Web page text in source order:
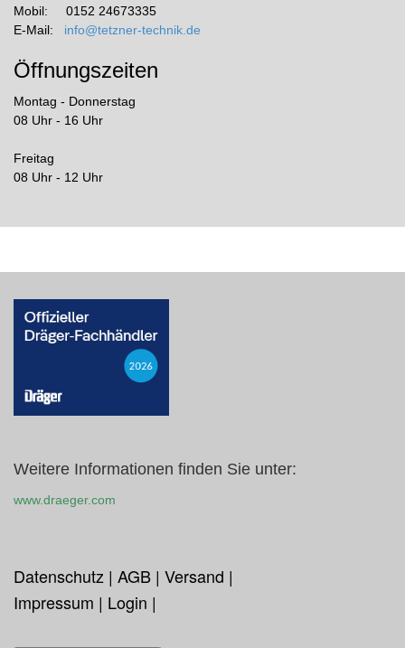
Mobil: 0152 24673335
E-Mail: info@tetzner-technik.de
Öffnungszeiten
Montag - Donnerstag
08 Uhr - 16 Uhr
Freitag
08 Uhr - 12 Uhr
Weitere Informationen finden Sie unter:
www.draeger.com
Datenschutz | AGB | Versand |
Impressum | Login |